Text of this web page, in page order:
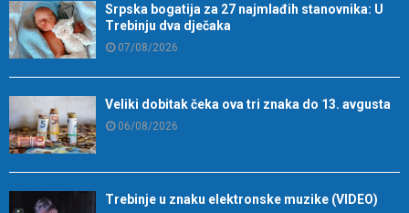
Srpska bogatija za 27 najmlađih stanovnika: U
Trebinju dva dječaka
07/08/2026
Veliki dobitak čeka ova tri znaka do 13. avgusta
06/08/2026
Trebinje u znaku elektronske muzike (VIDEO)